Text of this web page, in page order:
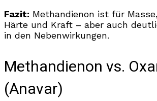
Fazit: Methandienon ist für
Härte und Kraft – aber auch
in den Nebenwirkungen.
Methandienon vs.
(Anavar)